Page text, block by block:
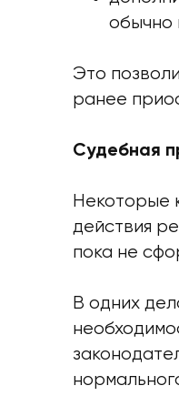
обычно
Это
ранее
Судебная
Некоторые
действия
пока не
В одних